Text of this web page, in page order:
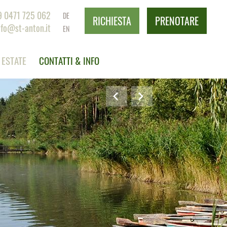
ESTATE CONTATTI & INFO
RICHIESTA PRENOTARE
0471 725 062
anton.it
DE
EN